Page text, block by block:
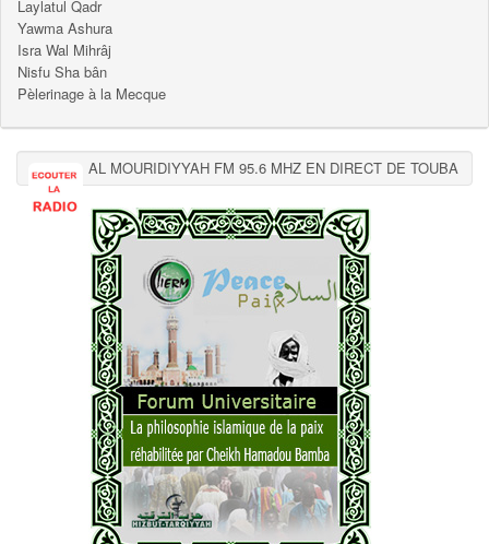
Laylatul Qadr
Yawma Ashura
Isra Wal Mihrâj
Nisfu Sha bân
Pèlerinage à la Mecque
AL MOURIDIYYAH FM 95.6 MHZ EN DIRECT DE TOUBA